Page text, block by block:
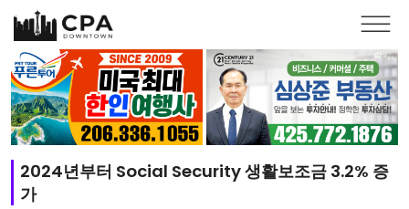
Skip to main content
2024년부터 Social Security 생활보조금 3.2% 증
가